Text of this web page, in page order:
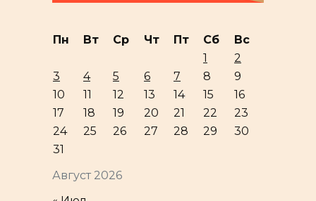
Август 2026
Пн Вт Ср Чт Пт Сб
Вс
1
2
3
4 5 6 7 8
9
10
11 12 13 14 15
16
17
18 19 20 21 22
23
24
25 26 27 28 29
30
31